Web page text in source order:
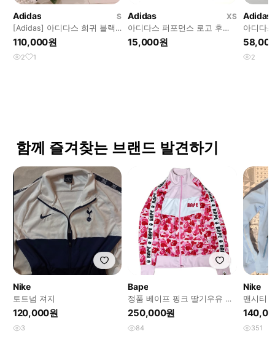
Adidas
S
[Adidas] 아디다스 희귀 블랙
핑크 제니 리사 벨벳 벨루어 져
지 트랙
110,000원
2 1
Adidas
XS
아디다스 퍼포먼스 로고 후드
트랙탑 져지
15,000원
Adidas
아디다
랙 여s
2
함께 즐겨찾는 브랜드 발견하기
Nike
토트넘 져지
120,000원
3
Bape
정품 베이프 핑크 딸기우유 카
모플라쥬 져지
250,000원
84
Nike
맨시티
351